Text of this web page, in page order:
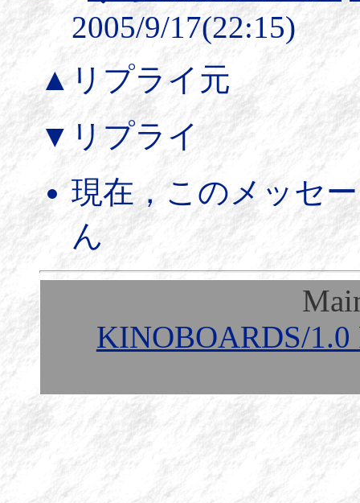
2005/9/17(22:15)
▲リプライ元
▼リプライ
現在，このメッセ
ん
KINOBOARDS/1.0